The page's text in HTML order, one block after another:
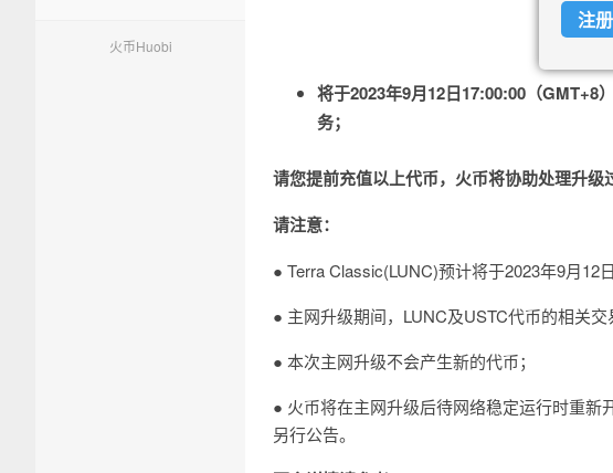
火币Huobi
注
将于2023年9月12日17:00:00（GMT+8
务；
请您提前充值以上代币，火币将协助处理升级
请注意：
● Terra Classic(LUNC)预计将于2023年9月12
● 主网升级期间，LUNC及USTC代币的相关交
● 本次主网升级不会产生新的代币；
● 火币将在主网升级后待网络稳定运行时重
另行公告。